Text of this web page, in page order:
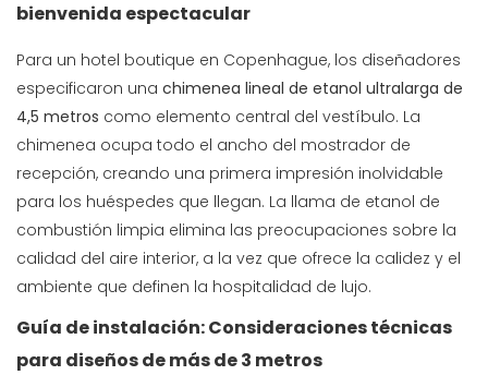
bienvenida espectacular
Para un hotel boutique en Copenhague, los diseñadores
especificaron una chimenea lineal de etanol ultralarga de
4,5 metros como elemento central del vestíbulo. La
chimenea ocupa todo el ancho del mostrador de
recepción, creando una primera impresión inolvidable
para los huéspedes que llegan. La llama de etanol de
combustión limpia elimina las preocupaciones sobre la
calidad del aire interior, a la vez que ofrece la calidez y el
ambiente que definen la hospitalidad de lujo.
Guía de instalación: Consideraciones técnicas
para diseños de más de 3 metros